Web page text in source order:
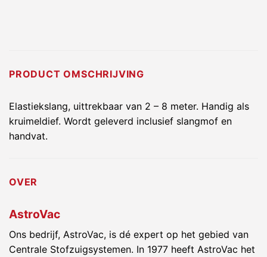
PRODUCT OMSCHRIJVING
Elastiekslang, uittrekbaar van 2 – 8 meter. Handig als
kruimeldief. Wordt geleverd inclusief slangmof en
handvat.
OVER
AstroVac
Ons bedrijf, AstroVac, is dé expert op het gebied van
Centrale Stofzuigsystemen. In 1977 heeft AstroVac het